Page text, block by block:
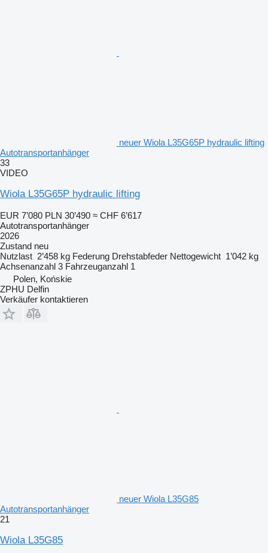
neuer Wiola L35G65P hydraulic lifting
Autotransportanhänger
33
VIDEO
Wiola L35G65P hydraulic lifting
EUR 7’080 PLN 30’490 ≈ CHF 6’617
Autotransportanhänger
2026
Zustand neu
Nutzlast 2’458 kg Federung Drehstabfeder Nettogewicht 1’042 kg
Achsenanzahl 3 Fahrzeuganzahl 1
Polen, Końskie
ZPHU Delfin
Verkäufer kontaktieren
neuer Wiola L35G85
Autotransportanhänger
21
Wiola L35G85